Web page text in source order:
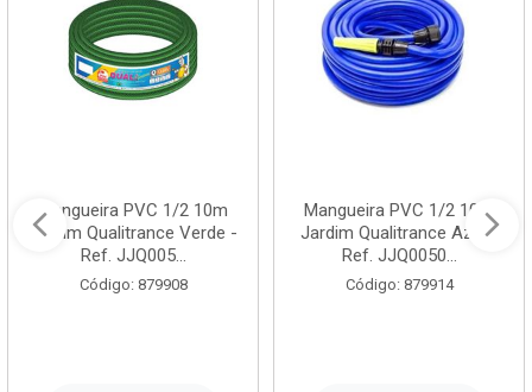
Mangueira PVC 1/2 10m
Jardim Qualitrance Verde -
Ref. JJQ005...
Código: 879908
Mangueira PVC 1/2 10m
Jardim Qualitrance Azul -
Ref. JJQ0050...
Código: 879914